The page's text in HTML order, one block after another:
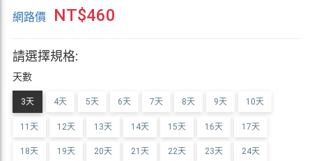
網路價 NT$460
請選擇規格:
天數
3天 4天 5天 6天 7天 8天 9天 10天
11天 12天 13天 14天 15天 16天 17天
18天 19天 20天 21天 22天 23天 24天